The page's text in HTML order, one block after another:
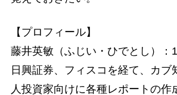
【プロフィール】
藤井英敏（ふじい・ひでとし）：
日興証券、フィスコを経て、カブ
人投資家向けに各種レポートの作